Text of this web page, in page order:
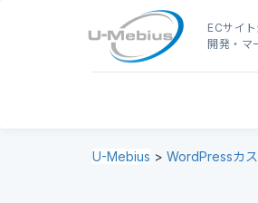
ECサイ
開発・マ
U-Mebius > WordPressカ